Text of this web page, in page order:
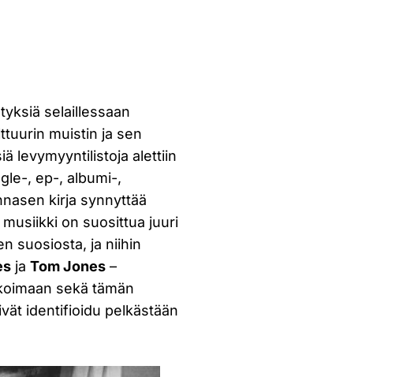
selaillessaan
muistin ja sen
levymyyntilistoja alettiin
, ep-, albumi-,
kirja synnyttää
on suosittua juuri
suosiosta, ja niihin
jaTom Jones –
sekä tämän
identifioidu pelkästään